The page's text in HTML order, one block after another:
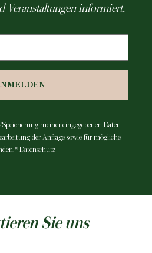
Veranstaltungen informiert.
meiner eingegebenen Daten
der Anfrage sowie für mögliche
Datenschutz
Sie uns